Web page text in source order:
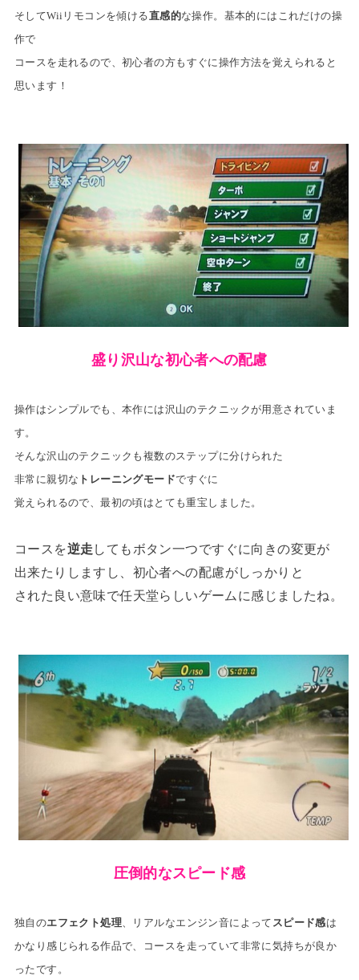
そしてWiiリモコンを傾ける直感的な操作。 基本的にはこれだけの操
作で
コースを走れるので、初心者の方もすぐに操作方法を覚えられると
思います！
盛り沢山な初心者への配慮
操作はシンプルでも、本作には沢山のテクニックが用意されていま
す。
そんな沢山のテクニックも複数のステップに分けられた
非常に親切な トレーニングモードですぐに
覚えられるので、最初の頃はとても重宝しました。
コースを逆走 してもボタン一つですぐに向きの変更が
出来たりしますし、 初心者への配慮がしっかりと
された良い意味で任天堂らしいゲームに感じましたね。
圧倒的なスピード感
独自のエフェクト処理、リアルなエンジン音によって スピード感は
かなり感じられる作品で、
コースを走っていて非常に気持ちが良か
ったです。